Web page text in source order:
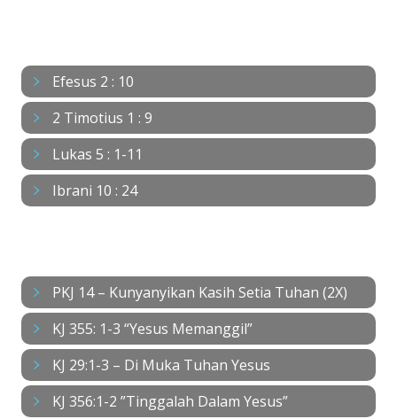
Efesus 2 : 10
2 Timotius 1 : 9
Lukas 5 : 1-11
Ibrani 10 : 24
PKJ 14 – Kunyanyikan Kasih Setia Tuhan (2X)
KJ 355: 1-3 “Yesus Memanggil”
KJ 29:1-3 – Di Muka Tuhan Yesus
KJ 356:1-2 ”Tinggalah Dalam Yesus”